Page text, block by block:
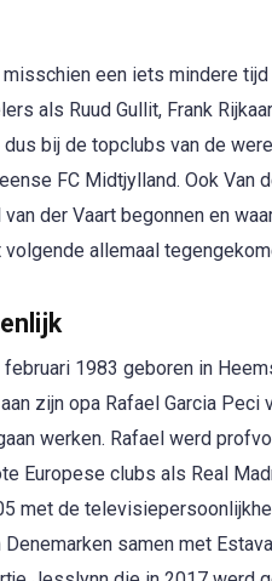
een iets mindere
als Ruud Gullit, Frank
bij de topclubs van de
FC Midtjylland. Ook Van
der Vaart begonnen en
allemaal
1983 geboren in
zijn opa Rafael Garcia
werken. Rafael werd
Europese clubs als Real
met de
samen met